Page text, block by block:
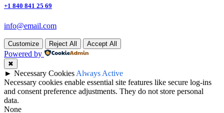
+1 840 841 25 69
info@email.com
Customize Reject All Accept All
Powered by
✖
► Necessary Cookies Always Active
Necessary cookies enable essential site features like secure log-ins
and consent preference adjustments. They do not store personal
data.
None